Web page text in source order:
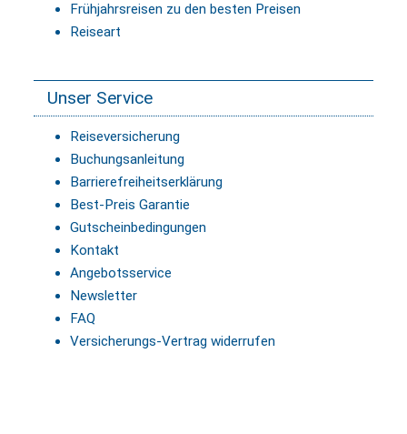
Frühjahrsreisen zu den besten Preisen
Reiseart
Unser Service
Reiseversicherung
Buchungsanleitung
Barrierefreiheitserklärung
Best-Preis Garantie
Gutscheinbedingungen
Kontakt
Angebotsservice
Newsletter
FAQ
Versicherungs-Vertrag widerrufen